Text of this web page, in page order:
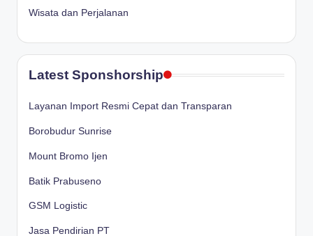
Wisata dan Perjalanan
Latest Sponshorship
Layanan Import Resmi Cepat dan Transparan
Borobudur Sunrise
Mount Bromo Ijen
Batik Prabuseno
GSM Logistic
Jasa Pendirian PT